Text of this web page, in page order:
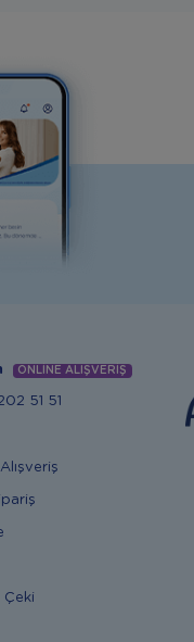
ONLİNE ALIŞVERİŞ
51 51
Çeki